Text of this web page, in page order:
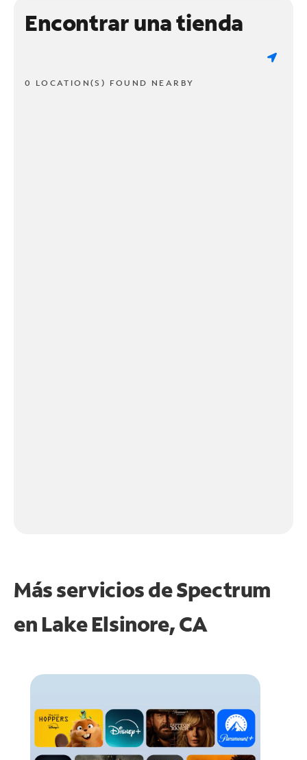
Encontrar una tienda
0 LOCATION(S) FOUND NEARBY
Más servicios de Spectrum
en Lake Elsinore, CA